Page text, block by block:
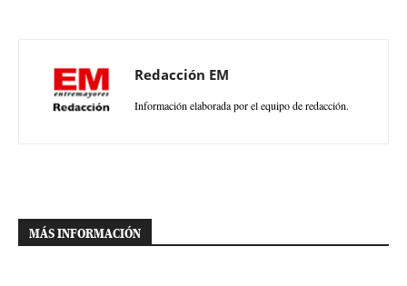
Redacción EM
Información elaborada por el equipo de redacción.
MÁS INFORMACIÓN